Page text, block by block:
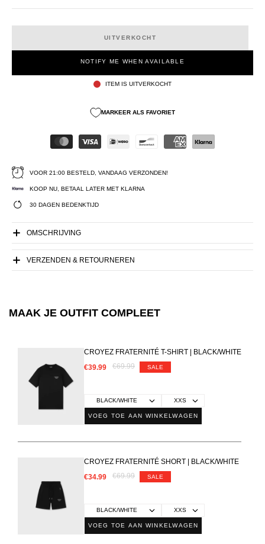
UITVERKOCHT
NOTIFY ME WHEN AVAILABLE
ITEM IS UITVERKOCHT
MARKEER ALS FAVORIET
VOOR 21:00 BESTELD, VANDAAG VERZONDEN!
KOOP NU, BETAAL LATER MET KLARNA
30 DAGEN BEDENKTIJD
OMSCHRIJVING
VERZENDEN & RETOURNEREN
MAAK JE OUTFIT COMPLEET
CROYEZ FRATERNITÉ T-SHIRT | BLACK/WHITE
€39.99
€69.99 SALE
VOEG TOE AAN WINKELWAGEN
CROYEZ FRATERNITÉ SHORT | BLACK/WHITE
€34.99
€69.99 SALE
VOEG TOE AAN WINKELWAGEN